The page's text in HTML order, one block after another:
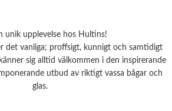
unik upplevelse hos Hultins!
det vanliga; proffsigt, kunnigt och samtidigt
sig alltid välkommen i den inspirerande
utbud av riktigt vassa bågar och
glas.